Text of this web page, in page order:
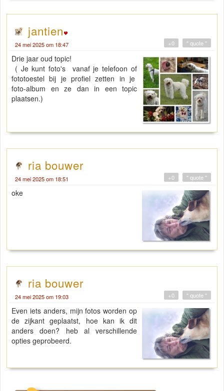
jantien
24 mei 2025 om 18:47 " quote "
+0
Drie jaar oud topic!
( Je kunt foto's vanaf je telefoon of
fototoestel bij je profiel zetten in je
foto-album en ze dan in een topic
plaatsen.)
ria bouwer
24 mei 2025 om 18:51 " quote "
+0
oke
ria bouwer
24 mei 2025 om 19:03 " quote "
+0
Even iets anders, mijn fotos worden op
de zijkant geplaatst, hoe kan ik dit
anders doen? heb al verschillende
opties geprobeerd.